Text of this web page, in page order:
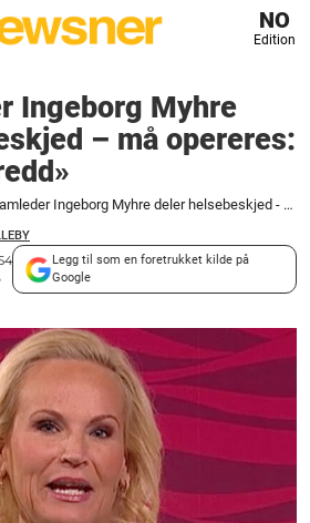
NO
Edition
Ingeborg Myhre
– må opereres:
Programleder Ingeborg Myhre deler helsebeskjed - må opereres: "Ble kjemperedd"
Legg til som en foretrukket kilde på
Google